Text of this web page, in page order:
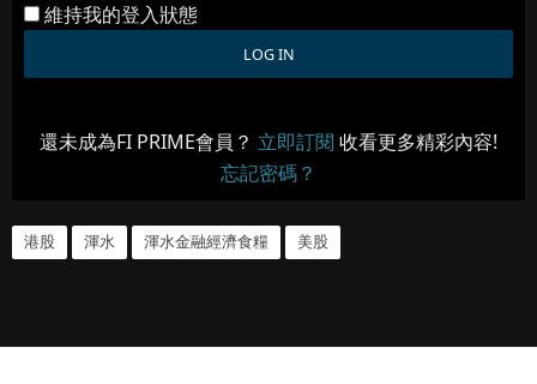
維持我的登入狀態
還未成為FI PRIME會員？ 立即訂閱 收看更多精彩內容!
忘記密碼？
港股 渾水 渾水金融經濟食糧 美股